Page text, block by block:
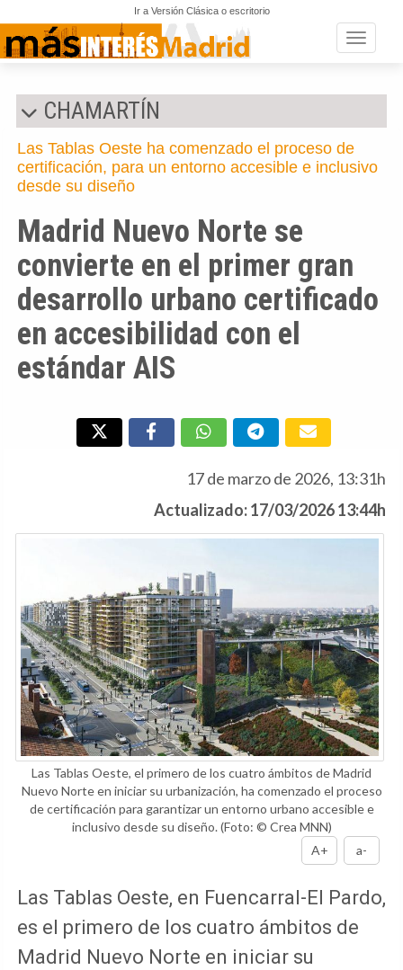
Ir a Versión Clásica o escritorio
Toggle
CHAMARTÍN
Las Tablas Oeste ha comenzado el proceso de
certificación, para un entorno accesible e inclusivo
desde su diseño
Madrid Nuevo Norte se
convierte en el primer gran
desarrollo urbano certificado
en accesibilidad con el
estándar AIS
17 de marzo de 2026, 13:31h
Actualizado: 17/03/2026 13:44h
Las Tablas Oeste, el primero de los cuatro ámbitos de Madrid
Nuevo Norte en iniciar su urbanización, ha comenzado el proceso
de certificación para garantizar un entorno urbano accesible e
inclusivo desde su diseño.(Foto: © Crea MNN)
A+
a-
Las Tablas Oeste, en Fuencarral-El Pardo,
es el primero de los cuatro ámbitos de
Madrid Nuevo Norte en iniciar su